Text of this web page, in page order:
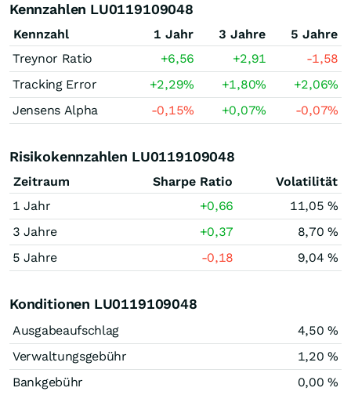
Kennzahlen LU0119109048
Kennzahl 1 Jahr 3 Jahre
5 Jahre
Treynor Ratio
+6,56 +2,91
-1,58
Tracking Error
+2,29% +1,80% +2,06%
Jensens Alpha
-0,15% +0,07% -0,07%
Risikokennzahlen LU0119109048
Zeitraum Sharpe Ratio
Volatilität
1 Jahr
+0,66
11,05 %
3 Jahre
+0,37
8,70 %
5 Jahre
-0,18 9,04 %
Konditionen LU0119109048
Ausgabeaufschlag
4,50 %
Verwaltungsgebühr
1,20 %
Bankgebühr
0,00 %